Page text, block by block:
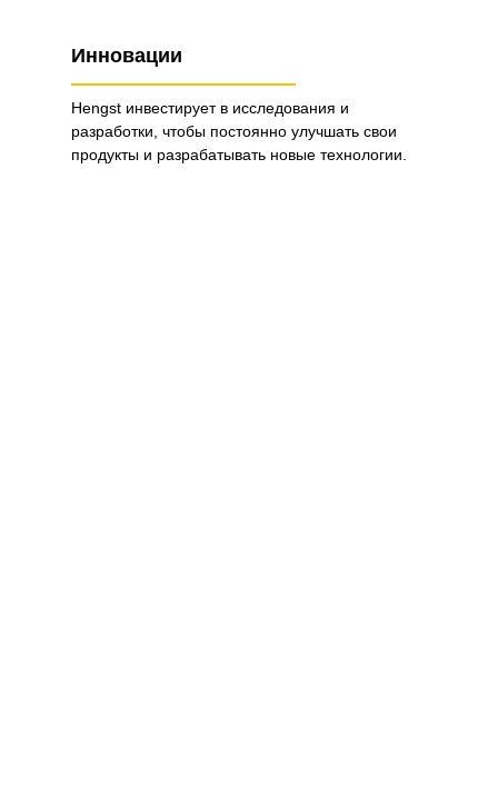
Инновации
Hengst инвестирует в исследования и
разработки, чтобы постоянно улучшать свои
продукты и разрабатывать новые технологии.